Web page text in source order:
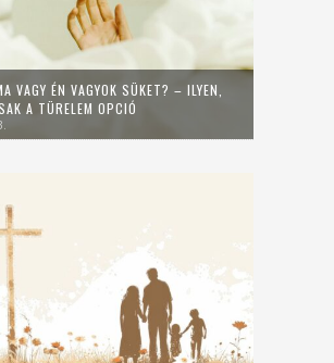
VAGY ÉN VAGYOK SÜKET? – ILYEN,
A TÜRELEM OPCIÓ